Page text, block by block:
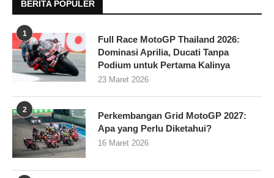
BERITA POPULER
1
Full Race MotoGP Thailand 2026:
Dominasi Aprilia, Ducati Tanpa
Podium untuk Pertama Kalinya
23 Maret 2026
2
Perkembangan Grid MotoGP 2027:
Apa yang Perlu Diketahui?
16 Maret 2026